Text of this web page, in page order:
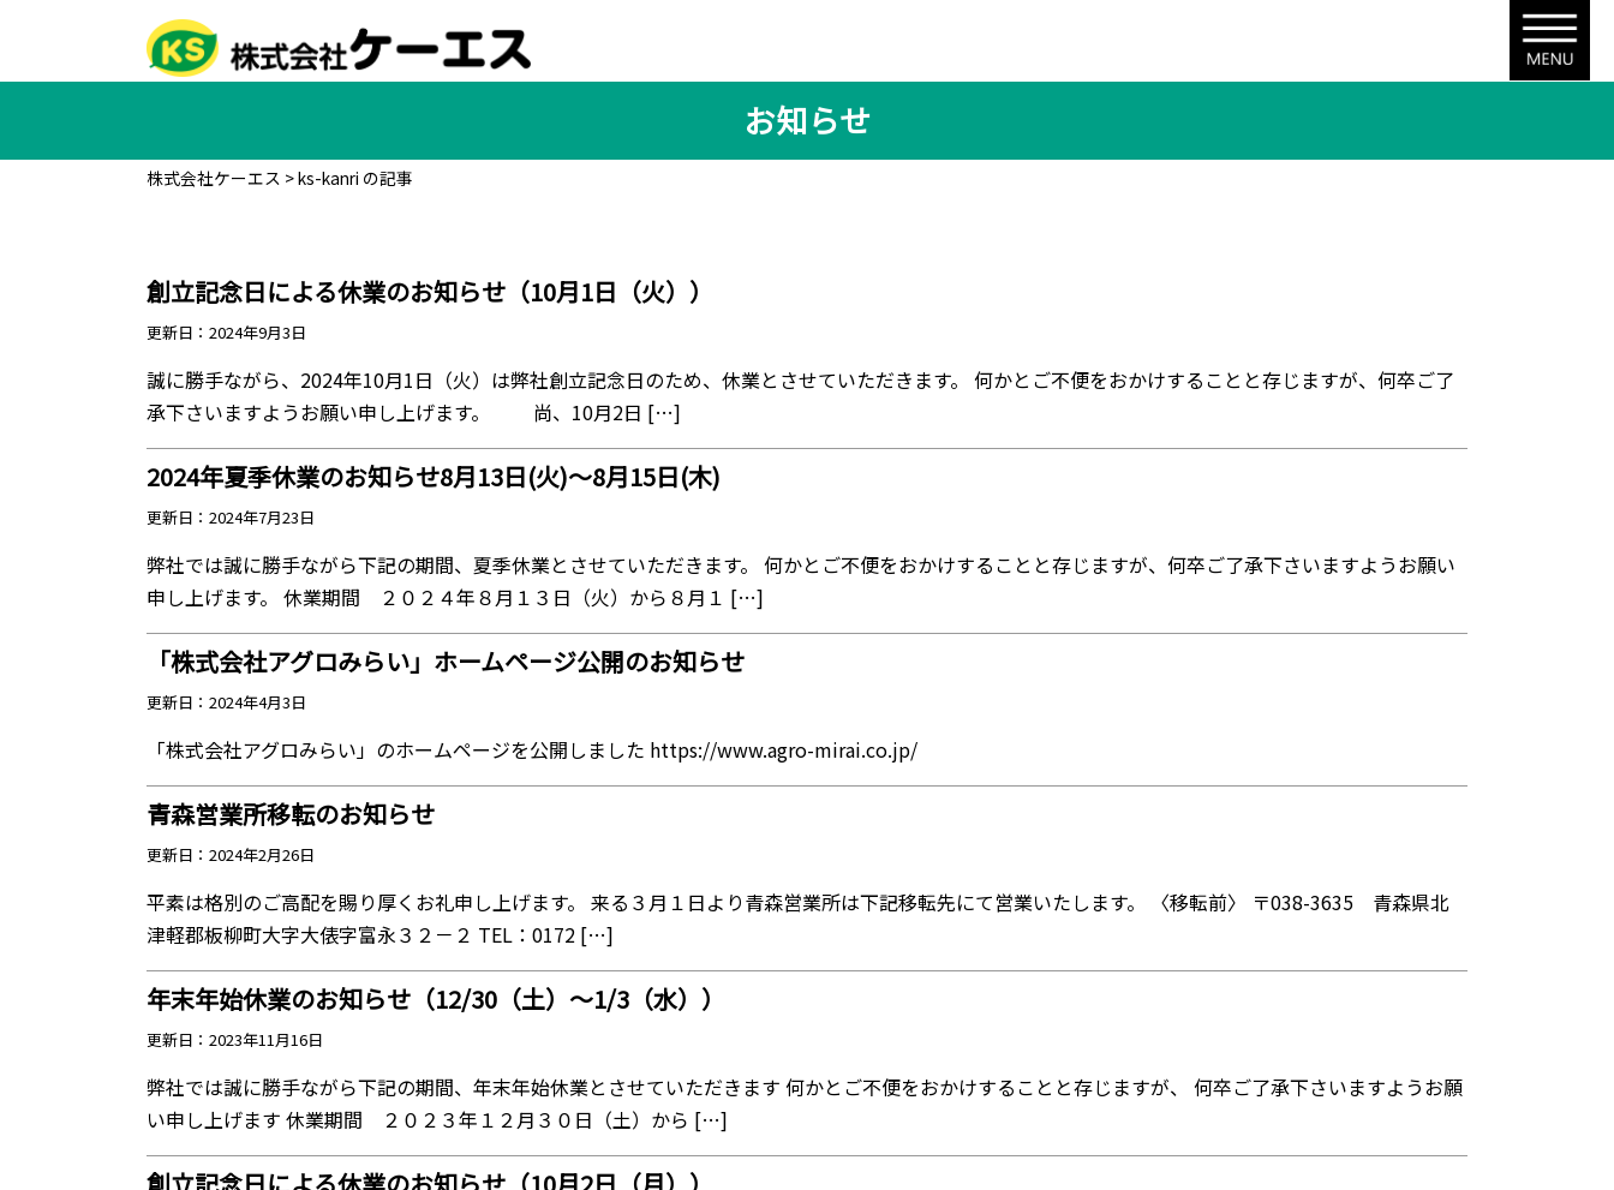
お知らせ
株式会社ケーエス >ks-kanri の記事
創立記念日による休業のお知らせ（10月1日（火））
更新日：2024年9月3日
誠に勝手ながら、2024年10月1日（火）は弊社創立記念日のため、休業とさせていただきます。 何かとご不便をおかけすることと存じますが、何卒ご了
承下さいますようお願い申し上げます。 尚、10月2日 […]
2024年夏季休業のお知らせ8月13日(火)〜8月15日(木)
更新日：2024年7月23日
弊社では誠に勝手ながら下記の期間、夏季休業とさせていただきます。 何かとご不便をおかけすることと存じますが、何卒ご了承下さいますようお願い
申し上げます。 休業期間 ２０２４年８月１３日（火）から８月１ […]
「株式会社アグロみらい」ホームページ公開のお知らせ
更新日：2024年4月3日
「株式会社アグロみらい」のホームページを公開しました https://www.agro-mirai.co.jp/
青森営業所移転のお知らせ
更新日：2024年2月26日
平素は格別のご高配を賜り厚くお礼申し上げます。 来る３月１日より青森営業所は下記移転先にて営業いたします。 〈移転前〉 〒038-3635 青森県北
津軽郡板柳町大字大俵字富永３２－２ TEL：0172 […]
年末年始休業のお知らせ（12/30（土）～1/3（水））
更新日：2023年11月16日
弊社では誠に勝手ながら下記の期間、年末年始休業とさせていただきます 何かとご不便をおかけすることと存じますが、 何卒ご了承下さいますようお願
い申し上げます 休業期間 ２０２３年１２月３０日（土）から […]